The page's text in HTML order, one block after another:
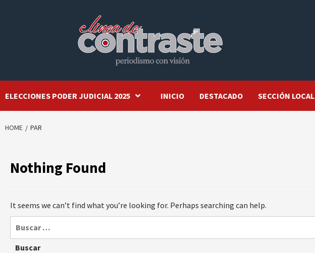
ELECCIONES PODER JUDICIAL 2025 INICIO DESTACADO SECCIÓN LOCAL
HOME PAR
Nothing Found
It seems we can’t find what you’re looking for. Perhaps searching can help.
Buscar